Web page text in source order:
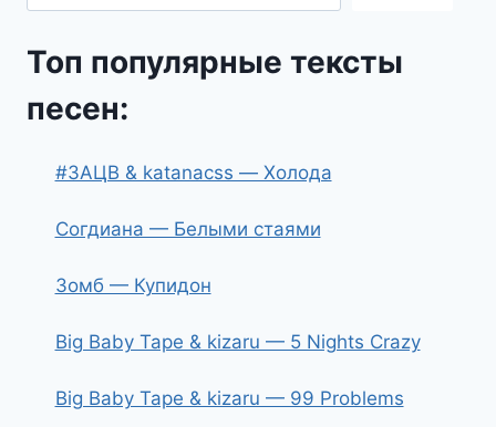
Топ популярные тексты
песен:
#ЗАЦВ & katanacss — Холода
Согдиана — Белыми стаями
Зомб — Купидон
Big Baby Tape & kizaru — 5 Nights Crazy
Big Baby Tape & kizaru — 99 Problems